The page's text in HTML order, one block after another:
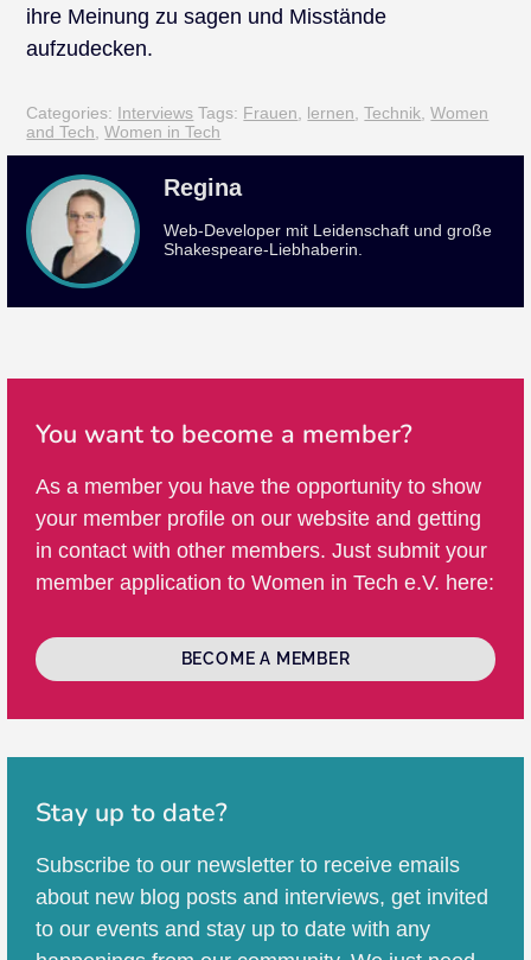
ihre Meinung zu sagen und Misstände
aufzudecken.
Categories: Interviews Tags: Frauen lernen ,Technik ,Women
and Tech ,Women in Tech
Regina
Web-Developer mit Leidenschaft und große
Shakespeare-Liebhaberin.
You want to become a member?
As a member you have the opportunity to show
your member profile on our website and getting
in contact with other members. Just submit your
member application to Women in Tech e.V. here:
BECOME A MEMBER
Stay up to date?
Subscribe to our newsletter to receive emails
about new blog posts and interviews, get invited
to our events and stay up to date with any